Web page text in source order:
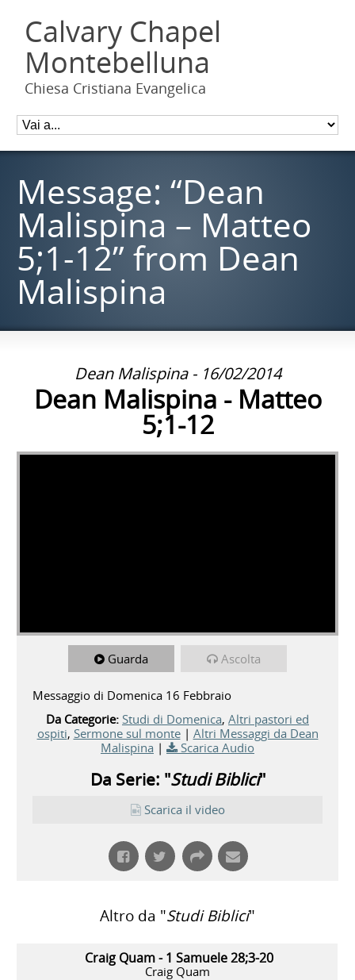
Calvary Chapel
Montebelluna
Chiesa Cristiana Evangelica
Message: “Dean
Malispina – Matteo
5;1-12” from Dean
Malispina
Dean Malispina - 16/02/2014
Dean Malispina - Matteo
5;1-12
Guarda Ascolta
Messaggio di Domenica 16 Febbraio
Da Categorie: Studi di Domenica, Altri pastori ed
ospiti, Sermone sul monte| Altri Messaggi da Dean
Malispina | Scarica Audio
Da Serie: "Studi Biblici"
Scarica il video
Altro da "Studi Biblici"
Craig Quam - 1 Samuele 28;3-20
Craig Quam